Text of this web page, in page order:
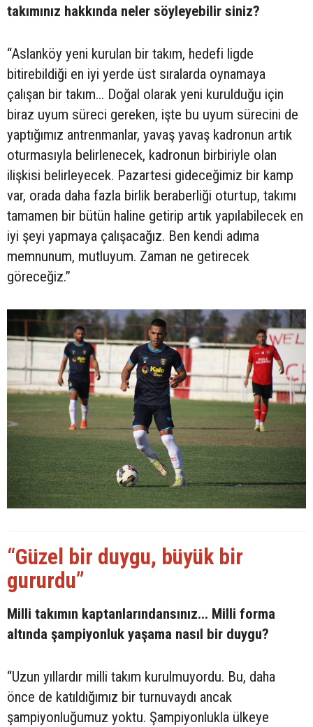
takımınız hakkında neler söyleyebilir siniz?
“Aslanköy yeni kurulan bir takım, hedefi ligde
bitirebildiği en iyi yerde üst sıralarda oynamaya
çalışan bir takım... Doğal olarak yeni kurulduğu için
biraz uyum süreci gereken, işte bu uyum sürecini de
yaptığımız antrenmanlar, yavaş yavaş kadronun artık
oturmasıyla belirlenecek, kadronun birbiriyle olan
ilişkisi belirleyecek. Pazartesi gideceğimiz bir kamp
var, orada daha fazla birlik beraberliği oturtup, takımı
tamamen bir bütün haline getirip artık yapılabilecek en
iyi şeyi yapmaya çalışacağız. Ben kendi adıma
memnunum, mutluyum. Zaman ne getirecek
göreceğiz.”
“Güzel bir duygu, büyük bir
gururdu”
Milli takımın kaptanlarındansınız... Milli forma
altında şampiyonluk yaşama nasıl bir duygu?
“Uzun yıllardır milli takım kurulmuyordu. Bu, daha
önce de katıldığımız bir turnuvaydı ancak
şampiyonluğumuz yoktu. Şampiyonlukla ülkeye